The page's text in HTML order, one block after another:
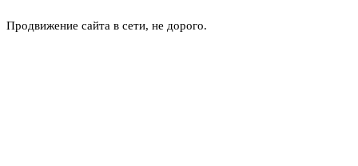
Продвижение сайта в сети, не дорого.